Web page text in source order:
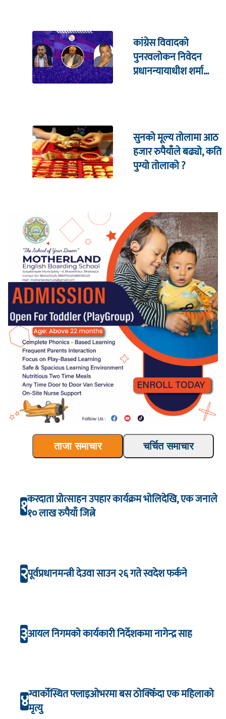
कांग्रेस विवादको
पुनरवलोकन निवेदन
प्रधानन्यायाधीश शर्मा
सुनको मूल्य तोलामा आठ
हजार रुपैयाँले बढ्यो, कति
पुग्यो तोलाको ?
ताजा समाचार चर्चित समाचार
१करदाता प्रोत्साहन उपहार कार्यक्रम भाेलिदेखि, एक जनाले
१० लाख रुपैयाँ जित्ने
२पूर्वप्रधानमन्त्री देउवा साउन २६ गते स्वदेश फर्कने
३आयल निगमको कार्यकारी निर्देशकमा नागेन्द्र साह
४ग्वार्कोस्थित फ्लाइओभरमा बस ठोक्किँदा एक महिलाको
मृत्यु